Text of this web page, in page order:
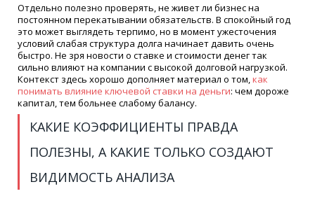
Отдельно полезно проверять, не живет ли бизнес на
постоянном перекатывании обязательств. В спокойный год
это может выглядеть терпимо, но в момент ужесточения
условий слабая структура долга начинает давить очень
быстро. Не зря новости о ставке и стоимости денег так
сильно влияют на компании с высокой долговой нагрузкой.
Контекст здесь хорошо дополняет материал о том, как
понимать влияние ключевой ставки на деньги: чем дороже
капитал, тем больнее слабому балансу.
КАКИЕ КОЭФФИЦИЕНТЫ ПРАВДА
ПОЛЕЗНЫ, А КАКИЕ ТОЛЬКО СОЗДАЮТ
ВИДИМОСТЬ АНАЛИЗА